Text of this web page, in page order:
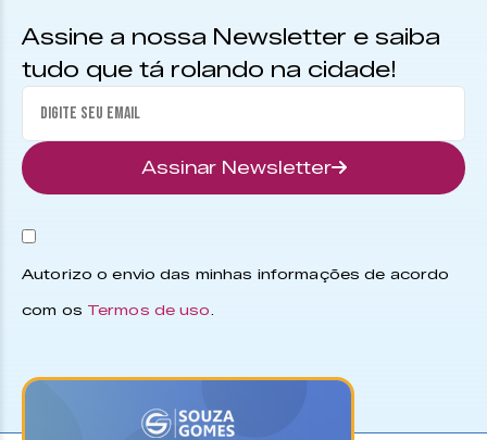
Assine a nossa Newsletter e saiba
tudo que tá rolando na cidade!
Assinar Newsletter
Autorizo o envio das minhas informações de acordo
com os Termos de uso